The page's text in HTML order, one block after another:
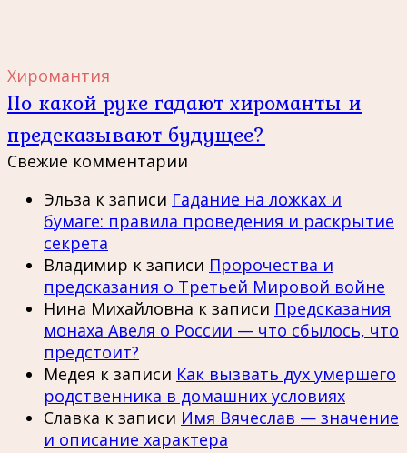
Хиромантия
По какой руке гадают хироманты и
предсказывают будущее?
Свежие комментарии
Эльза к записи Гадание на ложках и
бумаге: правила проведения и раскрытие
секрета
Владимир к записи Пророчества и
предсказания о Третьей Мировой войне
Нина Михайловна к записи Предсказания
монаха Авеля о России — что сбылось, что
предстоит?
Медея к записи Как вызвать дух умершего
родственника в домашних условиях
Славка к записи Имя Вячеслав — значение
и описание характера